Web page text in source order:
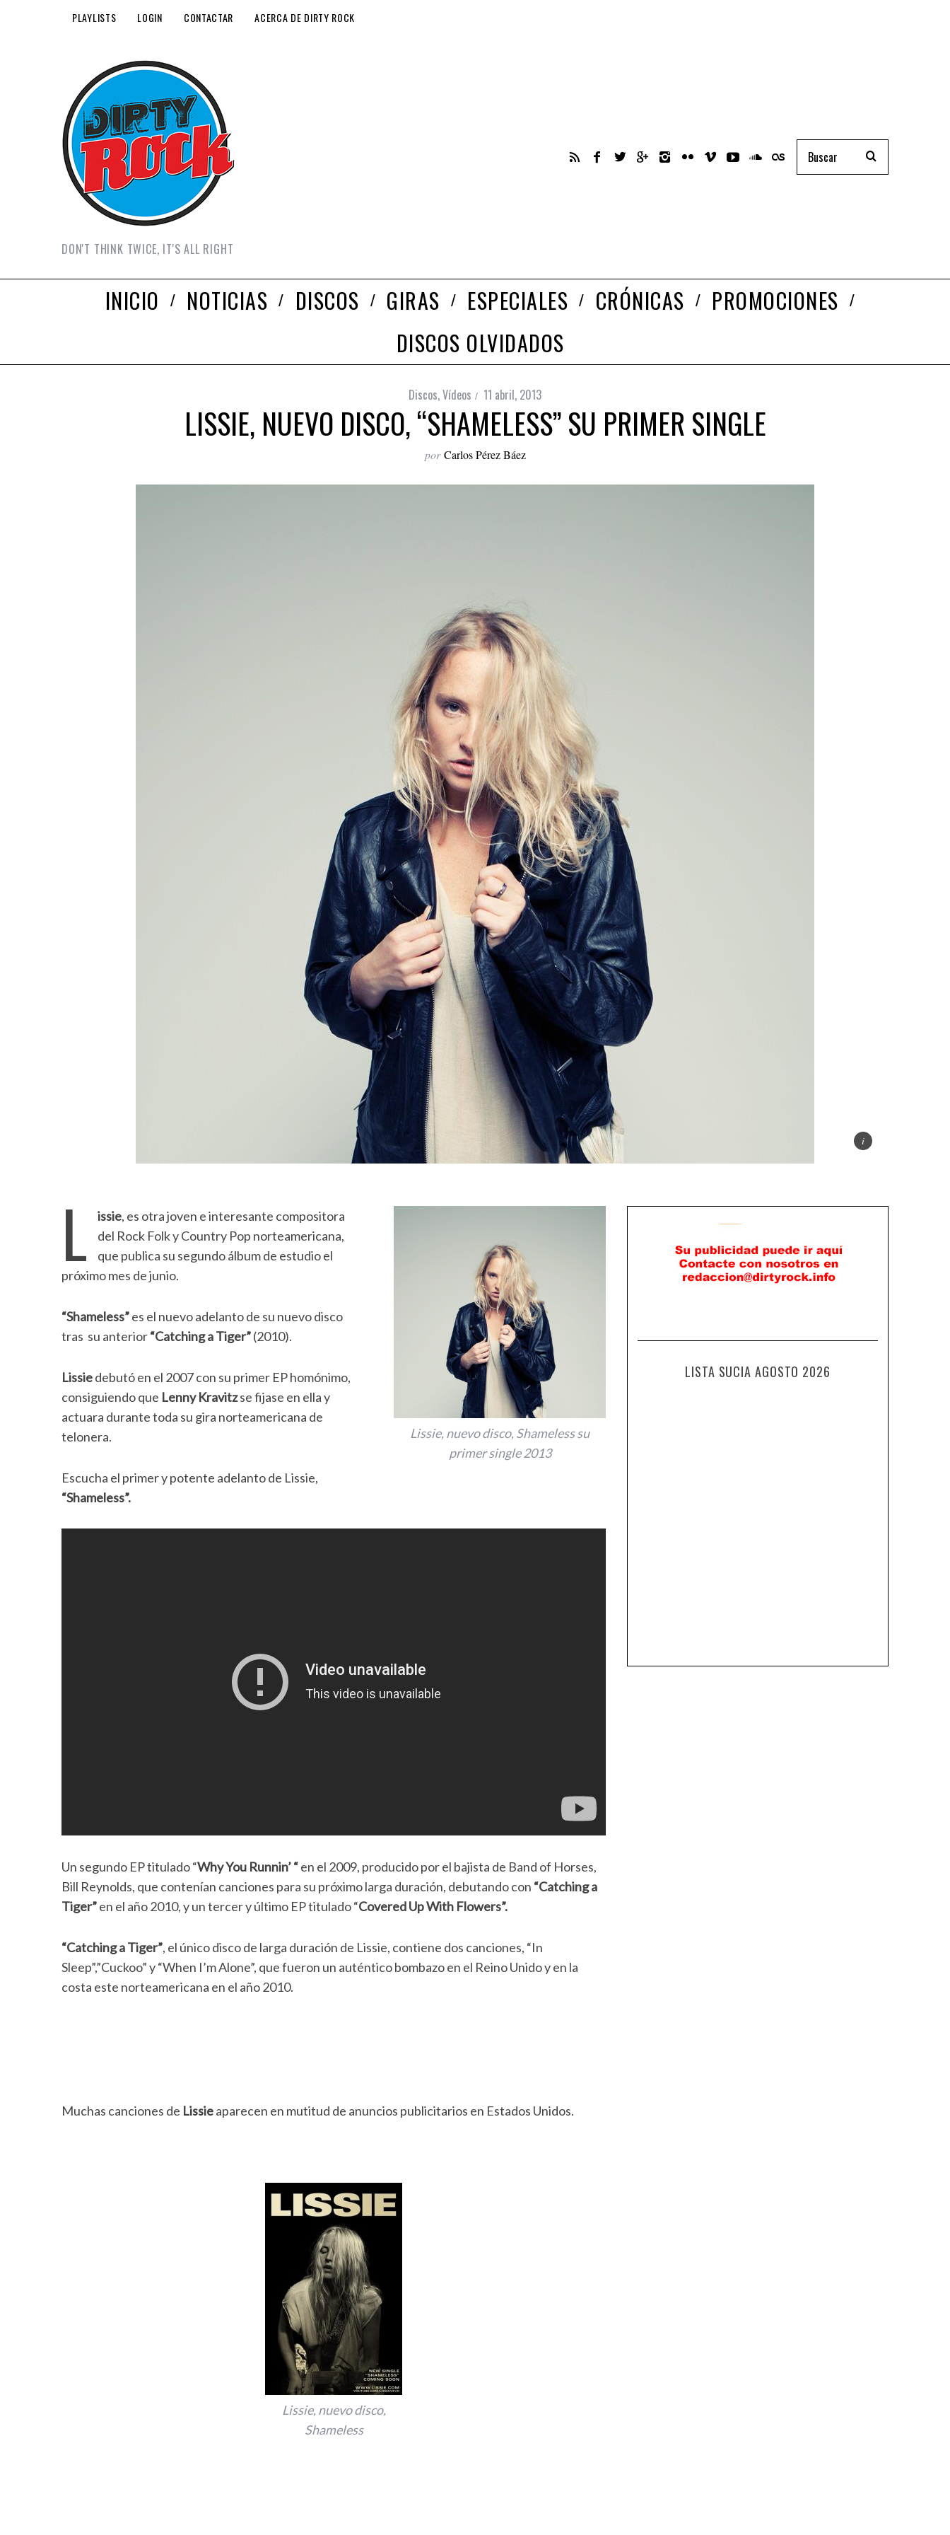
PLAYLISTS LOGIN CONTACTAR ACERCA DE DIRTY ROCK
DON'T THINK TWICE, IT'S ALL RIGHT
INICIO NOTICIAS DISCOS GIRAS ESPECIALES CRÓNICAS
PROMOCIONES
DISCOS OLVIDADOS
Discos,Vídeos 11 abril, 2013
LISSIE, NUEVO DISCO, “SHAMELESS” SU PRIMER SINGLE
por Carlos Pérez Báez
Lissie, nuevo disco, Shameless su
primer single 2013
L issie, es otra joven e interesante compositora
del Rock Folk y Country Pop norteamericana,
que publica su segundo álbum de estudio el
próximo mes de junio.
“Shameless”es el nuevo adelanto de su nuevo disco
tras su anterior“Catching a Tiger”(2010).
Lissiedebutó en el 2007 con su primer EP homónimo,
consiguiendo que Lenny Kravitzse fijase en ella y
actuara durante toda su gira norteamericana de
telonera.
Escucha el primer y potente adelanto de Lissie,
“Shameless”.
Un segundo EP titulado “Why You Runnin’ “en el 2009, producido por el bajista de Band of Horses,
Bill Reynolds, que contenían canciones para su próximo larga duración, debutando con “Catching a
Tiger”en el año 2010, y un tercer y último EP titulado “Covered Up With Flowers”.
“Catching a Tiger”, el único disco de larga duración de Lissie, contiene dos canciones, “In
Sleep”,”Cuckoo” y “When I’m Alone”, que fueron un auténtico bombazo en el Reino Unido y en la
costa este norteamericana en el año 2010.
Muchas canciones de Lissieaparecen en mutitud de anuncios publicitarios en Estados Unidos.
Lissie, nuevo disco,
Shameless
LISTA SUCIA AGOSTO 2026